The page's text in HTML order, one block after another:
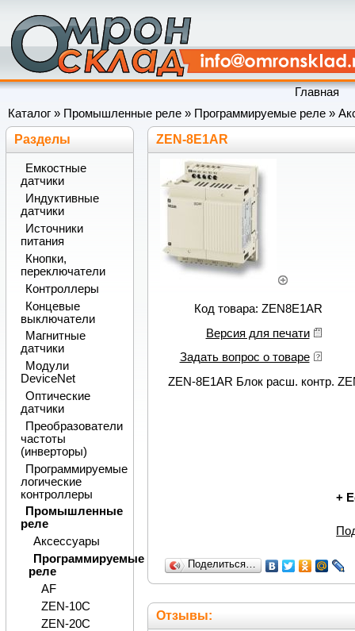
Главная
Каталог » Промышленные реле » Программируемые реле »
ZEN-8E1AR
Код товара: ZEN8E1AR
Версия для печати
Задать вопрос о товаре
ZEN-8E1AR Блок расш. контр.
+
Поделиться…
Отзывы:
Разделы
Емкостные
датчики
Индуктивные
датчики
Источники
питания
Кнопки,
переключатели
Контроллеры
Концевые
выключатели
Магнитные
датчики
Модули
DeviceNet
Оптические
датчики
Преобразователи
частоты
(инверторы)
Программируемые
логические
контроллеры
Промышленные
реле
Аксессуары
Программируемые
реле
AF
ZEN-10C
ZEN-20C